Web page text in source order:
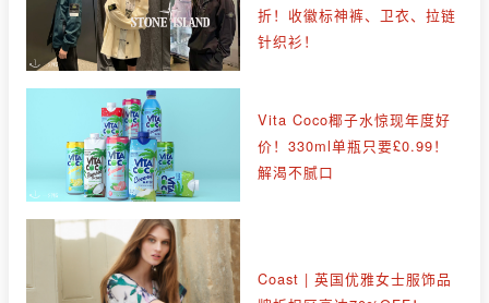
折！收徽标神裤、卫衣、拉链
针织衫！
Vita Coco椰子水惊现年度好
价！330ml单瓶只要£0.99！
解渴不腻口
Coast | 英国优雅女士服饰品